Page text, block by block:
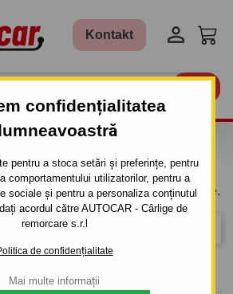
confidențialitatea
pentru a stoca setări și preferințe, pentru
comportamentului utilizatorilor, pentru a
sociale și pentru a personaliza conținutul
acordul către AUTOCAR - Cârlige de
remorcare s.r.l
de confidențialitate
Mai multe informații
Kontakt 
remorci cu sau fără sistem de frânare.
produs(e)